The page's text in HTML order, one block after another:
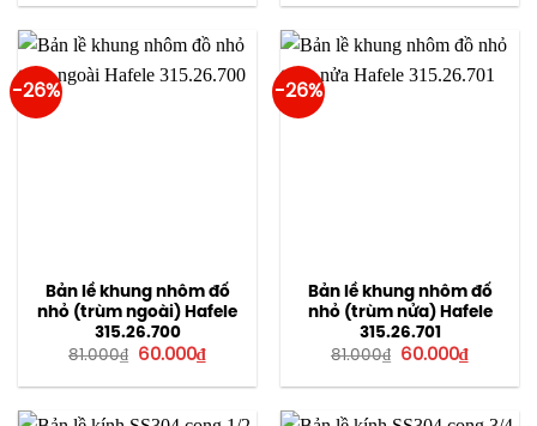
là:
tại
-26%
Bản lề khung nhôm đố
nhỏ (trùm ngoài) Hafele
315.26.700
81.000₫
Giá
là:
60.000₫Giá
tại
60.000₫.
-26%
Bản lề khung nhôm đố
nhỏ (trùm nửa) Hafele
315.26.701
81.000₫
Giá
là:
60.000₫Giá
tại
60.000₫.